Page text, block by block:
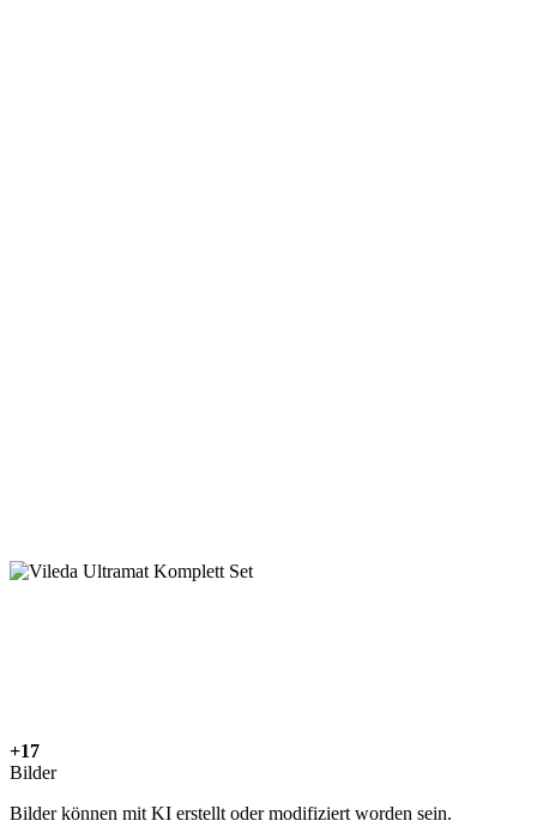
+17
Bilder
Bilder können mit KI erstellt oder modifiziert worden sein.